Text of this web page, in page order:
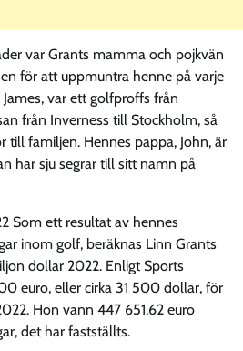
var Grants mamma och pojkvän
för att uppmuntra henne på varje
var ett golfproffs från
från Inverness till Stockholm, så
till familjen. Hennes pappa, John, är
har sju segrar till sitt namn på
Som ett resultat av hennes
inom golf, beräknas Linn Grants
dollar 2022. Enligt Sports
euro, eller cirka 31 500 dollar, för
Hon vann 447 651,62 euro
det har fastställts.